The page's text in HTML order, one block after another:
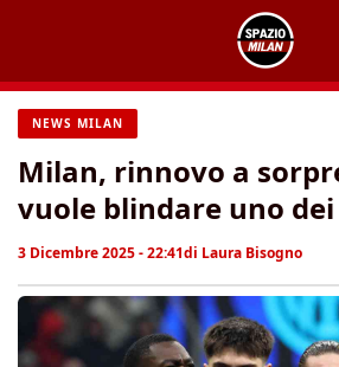
contenuto
NEWS MILAN
Milan, rinnovo a
vuole blindare uno
3 Dicembre 2025 - 22:41di Laura Bisogno